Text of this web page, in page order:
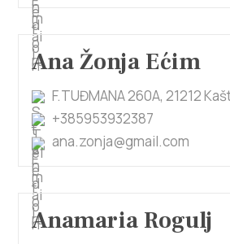
Ana Žonja Ećim
F.TUĐMANA 260A, 21212
+385953932387
ana.zonja@gmail.com
Anamaria Rogulj